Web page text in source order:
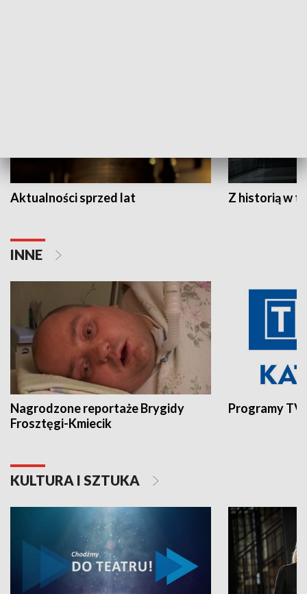
Aktualności sprzed lat Z historią w
INNE
Nagrodzone reportaże Brygidy
Frosztęgi-Kmiecik
Programy
KULTURA I SZTUKA